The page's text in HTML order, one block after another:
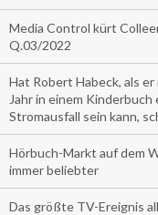
Media Control kürt
Q.03/2022
Hat Robert Habeck, als
Jahr in einem
Stromausfall sein kann,
Hörbuch-Markt auf dem
immer beliebter
Das größte TV-Ereignis